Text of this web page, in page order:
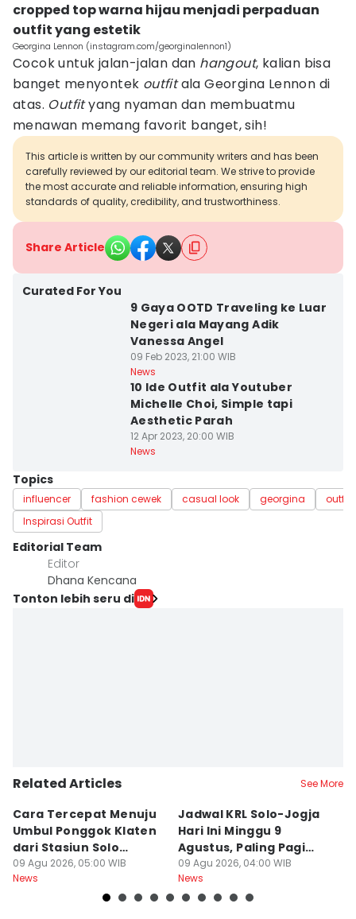
cropped top warna hijau menjadi perpaduan
outfit yang estetik
Georgina Lennon (instagram.com/georginalennon1)
Cocok untuk jalan-jalan dan hangout, kalian bisa
banget menyontek outfitala Georgina Lennon di
atas. Outfityang nyaman dan membuatmu
menawan memang favorit banget, sih!
This article is written by our community writers and has been
carefully reviewed by our editorial team. We strive to provide
the most accurate and reliable information, ensuring high
standards of quality, credibility, and trustworthiness.
Share Article
Curated For You
9 Gaya OOTD Traveling ke Luar
Negeri ala Mayang Adik
Vanessa Angel
09 Feb 2023, 21:00 WIB
News
10 Ide Outfit ala Youtuber
Michelle Choi, Simple tapi
Aesthetic Parah
12 Apr 2023, 20:00 WIB
News
Topics
influencer fashion cewek casual look georgina
outfit
Inspirasi Outfit
Editorial Team
Editor
Dhana Kencana
Tonton lebih seru di
Related Articles See More
Cara Tercepat Menuju
Umbul Ponggok Klaten
dari Stasiun Solo
Balapan di Surakarta
09 Agu 2026, 05:00 WIB
News
Jadwal KRL Solo-Jogja
Hari Ini Minggu 9
Agustus, Paling Pagi
Berangkat Pukul 05.00
09 Agu 2026, 04:00 WIB
News